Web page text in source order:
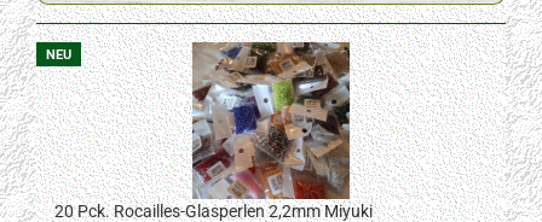
NEU
20 Pck. Rocailles-Glasperlen 2,2mm Miyuki